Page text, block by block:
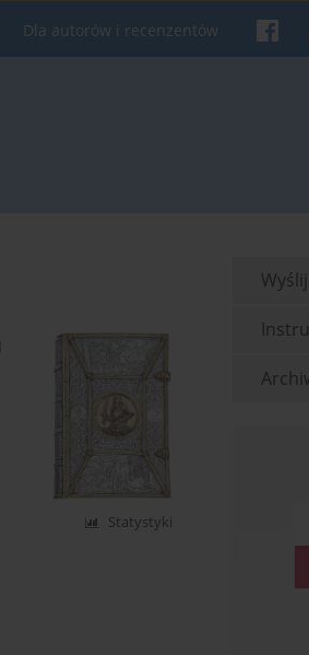
Dla autorów i recenzentów
Statystyki